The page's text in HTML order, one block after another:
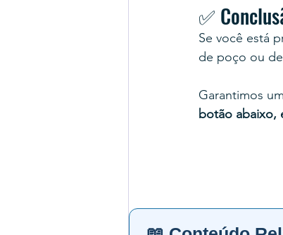
✅
Se você está
de poço ou
Garantimos
botão abaixo,